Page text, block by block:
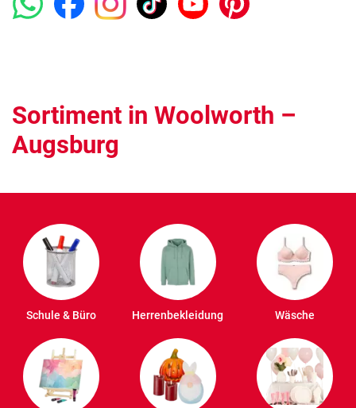
Sortiment in Woolworth –
Augsburg
Schule & Büro Herrenbekleidung Wäsche